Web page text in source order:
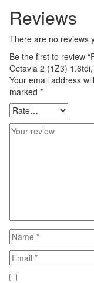
Reviews
There are no reviews
Be the first to review
Octavia 2 (1Z3) 1.6tdi,
Your email address
marked *